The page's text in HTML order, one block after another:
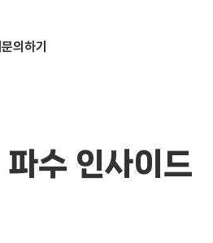
문의하기
파수 인사이드